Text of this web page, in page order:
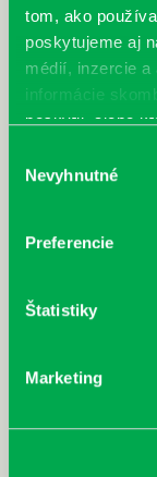
tom, ako
poskytujeme aj
médií, inzercie
informácie
poskytli, alebo
súhlasu
Nevyhnutné
Preferencie
Štatistiky
Marketing
cyklistu modernej
nezastaviteľný